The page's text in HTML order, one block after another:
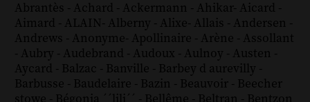
Abrantès - Achard - Ackermann - Ahikar- Aicard -
Aimard - ALAIN- Alberny - Alixe- Allais - Andersen -
Andrews - Anonyme- Apollinaire - Arène - Assollant
- Aubry - Audebrand - Audoux - Aulnoy - Austen -
Aycard - Balzac - Banville - Barbey d aurevilly -
Barbusse - Baudelaire - Bazin - Beauvoir - Beecher